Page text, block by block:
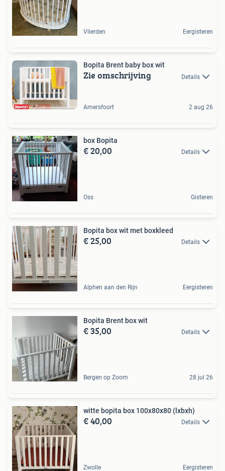
Vlierden Eergisteren
Bopita Brent baby box wit
Zie omschrijving Details
Amersfoort 2 aug 26
box Bopita
€ 20,00 Details
Oss Gisteren
Bopita box wit met boxkleed
€ 25,00 Details
Alphen aan den Rijn Eergisteren
Bopita Brent box wit
€ 35,00 Details
Bergen op Zoom 28 jul 26
witte bopita box 100x80x80 (lxbxh)
€ 40,00 Details
Zwolle Eergisteren